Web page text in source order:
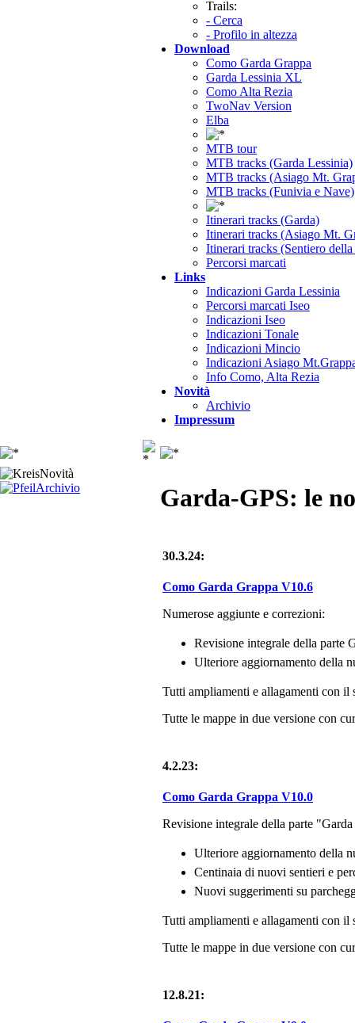
Trails:
- Cerca
- Profilo in altezza
Download
Como Garda Grappa
Garda Lessinia XL
Como Alta Rezia
TwoNav Version
Elba
MTB tour
MTB tracks (Garda Lessinia)
MTB tracks (Asiago Mt.
MTB tracks (Funivia e Nave)
Itinerari tracks (Garda)
Itinerari tracks (Asiago Mt.
Itinerari tracks (Sentiero
Percorsi marcati
Links
Indicazioni Garda Lessinia
Percorsi marcati Iseo
Indicazioni Iseo
Indicazioni Tonale
Indicazioni Mincio
Indicazioni Asiago
Info Como, Alta Rezia
Novità
Archivio
Impressum
Novità
Archivio
Garda-GPS: le
30.3.24:
Como Garda Grappa V10.6
Numerose aggiunte e correzioni:
Revisione integrale della parte
Ulteriore aggiornamento della
Tutti ampliamenti e allagamenti con il
Tutte le mappe in due versione con
4.2.23:
Como Garda Grappa V10.0
Revisione integrale della parte
Ulteriore aggiornamento della
Centinaia di nuovi sentieri e
Nuovi suggerimenti su
Tutti ampliamenti e allagamenti con il
Tutte le mappe in due versione con
12.8.21: